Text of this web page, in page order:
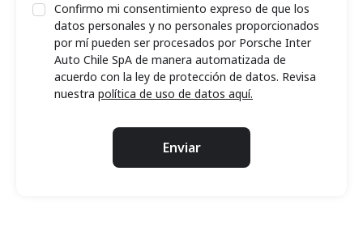
Confirmo mi consentimiento expreso de que los
datos personales y no personales proporcionados
por mí pueden ser procesados por Porsche Inter
Auto Chile SpA de manera automatizada de
acuerdo con la ley de protección de datos. Revisa
nuestra política de uso de datos aquí.
Enviar